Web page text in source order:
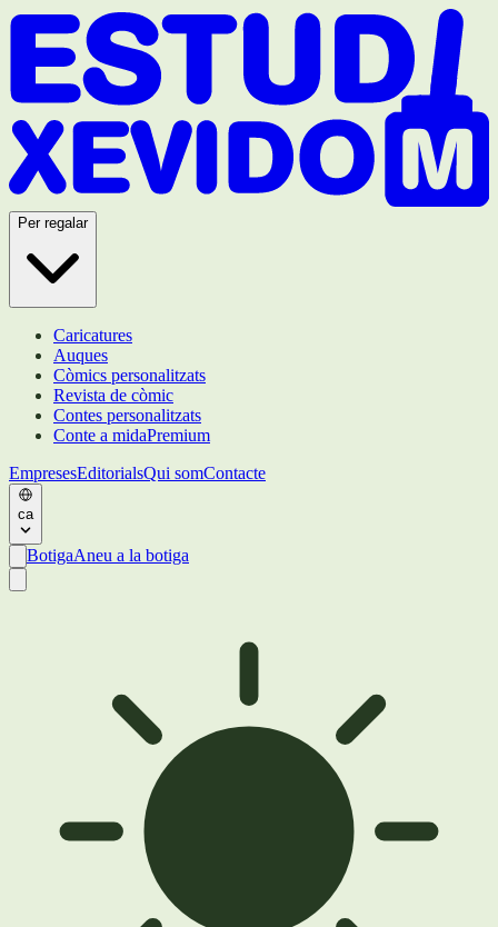
Per regalar
Caricatures
Auques
Còmics personalitzats
Revista de còmic
Contes personalitzats
Conte a midaPremium
EmpresesEditorialsQui somContacte
ca
BotigaAneu a la botiga